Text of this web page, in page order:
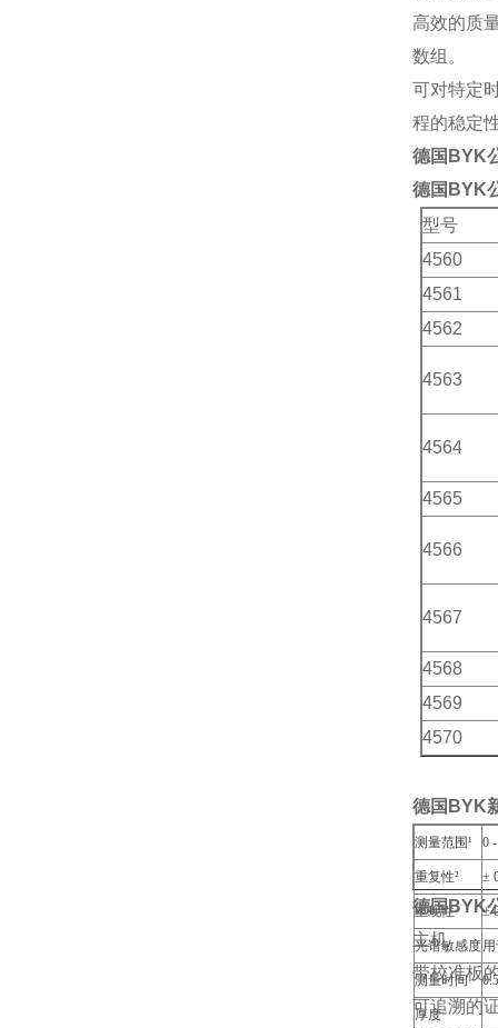
高效的质
数组。
可对特定
程的稳定
德国BYK
德国BYK
型号
4560
4561
4562
4563
4564
4565
4566
4567
4568
4569
4570
德国BYK
测量范围¹ 0
重复性² ±
重现性² ±
光谱敏感度
测量时间
厚度
德国BYK
主机
带校准板
可追溯的